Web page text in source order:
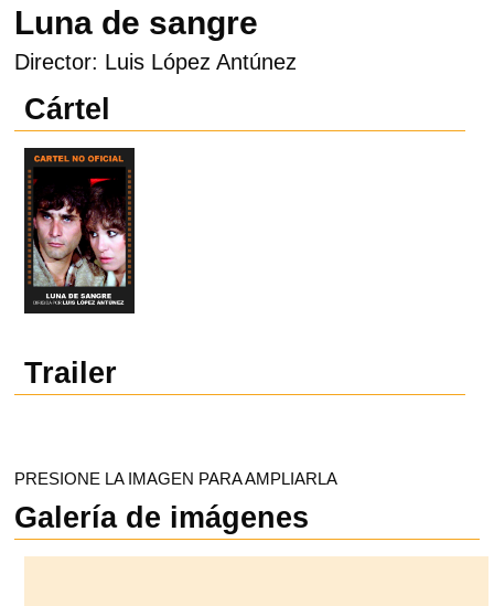
Luna de sangre
Director: Luis López Antúnez
Cártel
Trailer
PRESIONE LA IMAGEN PARA AMPLIARLA
Galería de imágenes